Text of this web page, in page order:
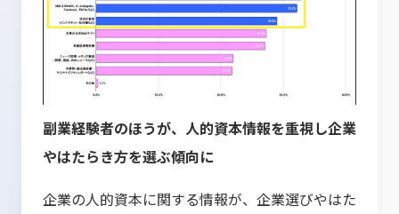
副業経験者のほうが、人的資本情報を重視し企業
やはたらき方を選ぶ傾向に
企業の人的資本に関する情報が、企業選びやはた